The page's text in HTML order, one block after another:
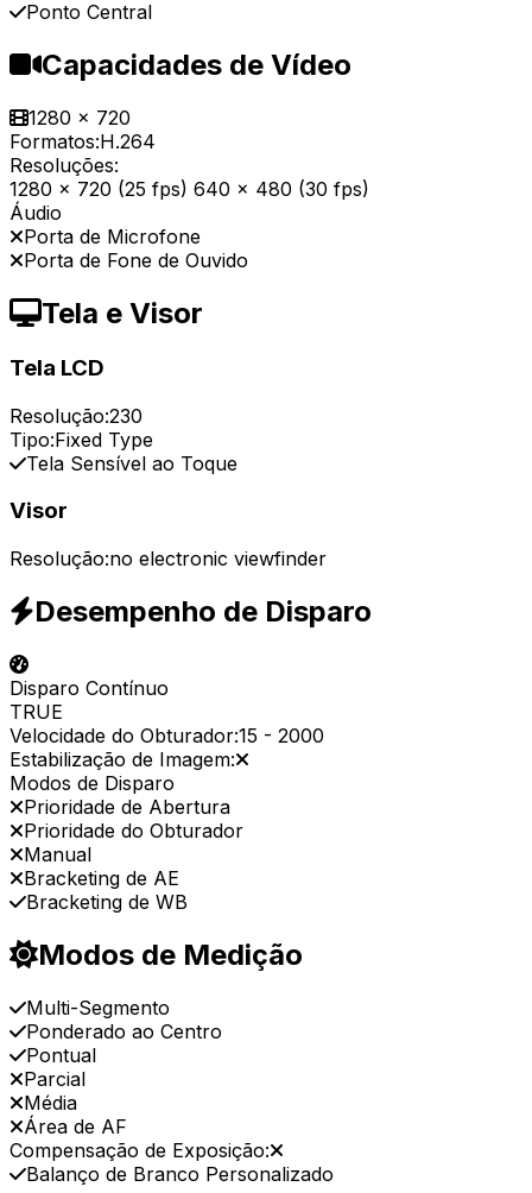
Ponto Central
Capacidades de Vídeo
1280 x 720
Formatos:H.264
Resoluções:
1280 x 720 (25 fps) 640 x 480 (30 fps)
Áudio
Porta de Microfone
Porta de Fone de Ouvido
Tela e Visor
Tela LCD
Resolução:230
Tipo:Fixed Type
Tela Sensível ao Toque
Visor
Resolução:no electronic viewfinder
Desempenho de Disparo
Disparo Contínuo
TRUE
Velocidade do Obturador:15 - 2000
Estabilização de Imagem:
Modos de Disparo
Prioridade de Abertura
Prioridade do Obturador
Manual
Bracketing de AE
Bracketing de WB
Modos de Medição
Multi-Segmento
Ponderado ao Centro
Pontual
Parcial
Média
Área de AF
Compensação de Exposição:
Balanço de Branco Personalizado